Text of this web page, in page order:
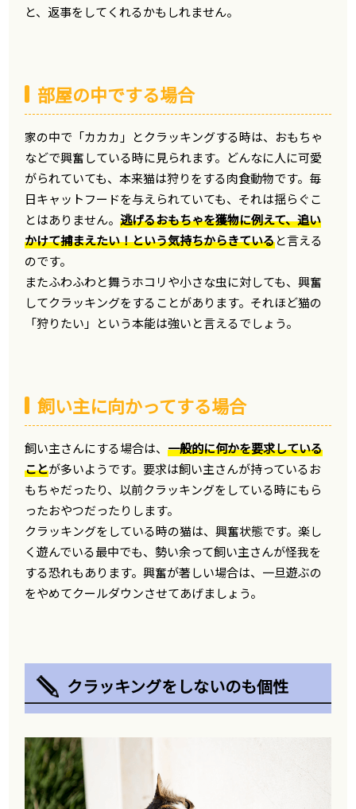
と、返事をしてくれるかもしれません。
部屋の中でする場合
家の中で「カカカ」とクラッキングする時は、おもちゃ
などで興奮している時に見られます。どんなに人に可愛
がられていても、本来猫は狩りをする肉食動物です。毎
日キャットフードを与えられていても、それは揺らぐこ
とはありません。逃げるおもちゃを獲物に例えて、追い
かけて捕まえたい！という気持ちからきていると言える
のです。
またふわふわと舞うホコリや小さな虫に対しても、興奮
してクラッキングをすることがあります。それほど猫の
「狩りたい」という本能は強いと言えるでしょう。
飼い主に向かってする場合
飼い主さんにする場合は、一般的に何かを要求している
ことが多いようです。要求は飼い主さんが持っているお
もちゃだったり、以前クラッキングをしている時にもら
ったおやつだったりします。
クラッキングをしている時の猫は、興奮状態です。楽し
く遊んでいる最中でも、勢い余って飼い主さんが怪我を
する恐れもあります。興奮が著しい場合は、一旦遊ぶの
をやめてクールダウンさせてあげましょう。
クラッキングをしないのも個性